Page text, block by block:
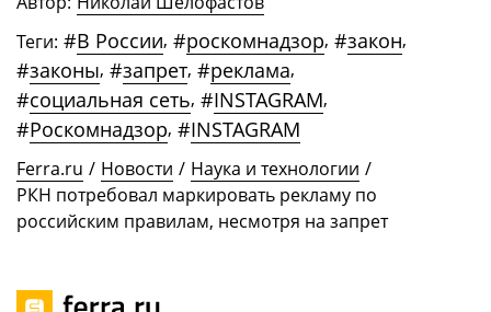
Теги: #В России, #роскомнадзор, #закон,
#законы, #запрет, #реклама,
#социальная сеть, #INSTAGRAM,
#Роскомнадзор, #INSTAGRAM
Ferra.ru / Новости / Наука и технологии /
РКН потребовал маркировать рекламу по
российским правилам, несмотря на запрет